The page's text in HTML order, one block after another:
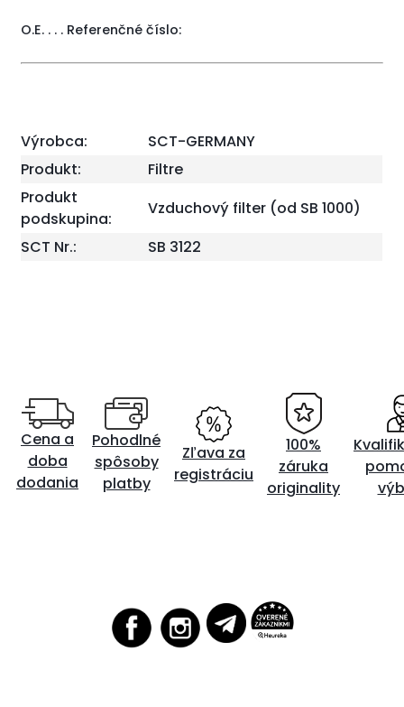
O.E. . . . Referenčné číslo:
Výrobca:
SCT-GERMANY
Produkt:
Filtre
Produkt
podskupina:
Vzduchový filter (od SB 1000)
SCT Nr.:
SB 3122
Cena a
doba
dodania
Pohodlné
spôsoby
platby
Zľava za
registráciu
100%
záruka
originality